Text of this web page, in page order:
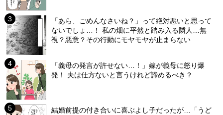
「あら、ごめんなさいね？」って絶対悪いと思って
ないでしょ…！ 私の畑に平然と踏み入る隣人…無
視？悪意？その行動にモヤモヤが止まらない
「義母の発言が許せない…！」嫁が義母に怒り爆
発！ 夫は仕方ないと言うけれど諦めるべき？
結婚前提の付き合いに喜ぶよし子だったが…「うど